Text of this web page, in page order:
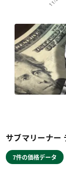
サブマリーナー
7件の価格データ